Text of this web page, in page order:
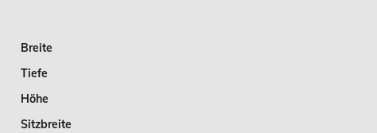
Breite
Tiefe
Höhe
Sitzbreite